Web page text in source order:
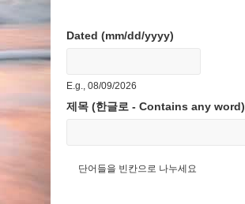
Dated (mm/dd/yyyy)
E.g., 08/09/2026
제목 (한글로 - Contains any word)
단어들을 빈칸으로 나누세요